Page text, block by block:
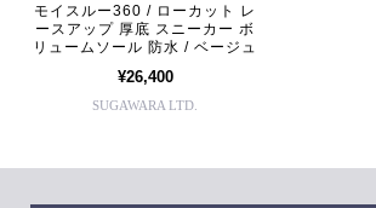
モイスルー360 / ローカット レ
ースアップ 厚底 スニーカー ボ
リュームソール 防水 / ベージュ
¥26,400
SUGAWARA LTD.